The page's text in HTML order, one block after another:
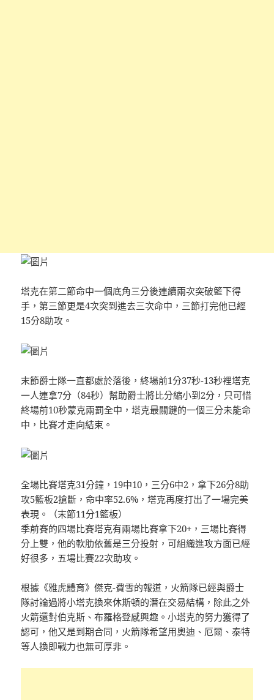
塔克在第二節命中一個底角三分後連續兩次突破籃下得
手，第三節更是4次突到進去三次命中，三節打完他已經
15分8助攻。
末節爵士隊一直都處於落後，終場前1分37秒-13秒裡塔克
一人連拿7分（84秒）幫助爵士將比分縮小到2分，只可惜
終場前10秒蒙克兩罰全中，塔克最關鍵的一個三分未能命
中，比賽才走向結束。
全場比賽塔克31分鐘，19中10，三分6中2，拿下26分8助
攻5籃板2搶斷，命中率52.6%，塔克再度打出了一場完美
表現。（末節11分1籃板）
季前賽的四場比賽塔克有兩場比賽拿下20+，三場比賽得
分上雙，他的軟肋依舊是三分投射，可組織進攻方面已經
好很多，五場比賽22次助攻。
根據《雅虎體育》傑克-費雪的報道，火箭隊已經與爵士
隊討論過將小塔克換來休斯頓的潛在交易結構，除此之外
火箭還對伯克斯、布羅格登感興趣。小塔克的努力獲得了
認可，他又是到期合同，火箭隊希望用奧迪、厄爾、泰特
等人換即戰力也無可厚非。